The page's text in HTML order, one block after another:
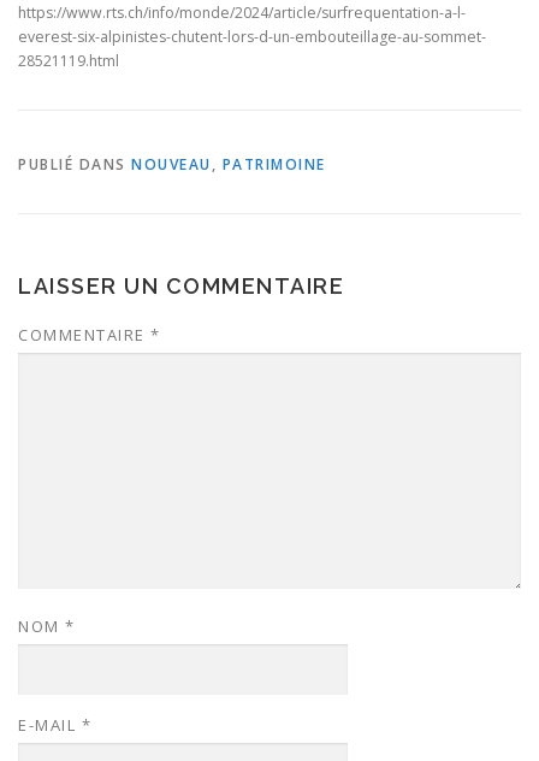
https://www.rts.ch/info/monde/2024/article/surfrequentation-a-l-
everest-six-alpinistes-chutent-lors-d-un-embouteillage-au-sommet-
28521119.html
PUBLIÉ DANS NOUVEAU, PATRIMOINE
LAISSER UN COMMENTAIRE
COMMENTAIRE *
NOM *
E-MAIL *